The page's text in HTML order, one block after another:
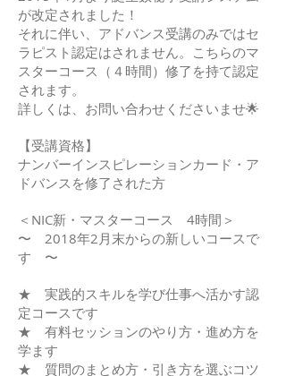
が改定されました！
それに伴い、アドバンス受講のみではセ
ラピスト認定はされません。こちらのマ
スターコース（４時間）修了を持て認定
されます。
詳しくは、お問い合わせくださいませ🌟
【受講資格】
ナンバーインスピレーションカード・ア
ドバンスを修了された方
＜NIC新・マスターコース 4時間＞
〜 2018年2月末からの新しいコースで
す 〜
★ 実践的スキルを学び仕事へ活かす認
定コースです
★ 有料セッションのやり方・進め方を
学ます
★ 質問のまとめ方・引き方を選ぶコツ